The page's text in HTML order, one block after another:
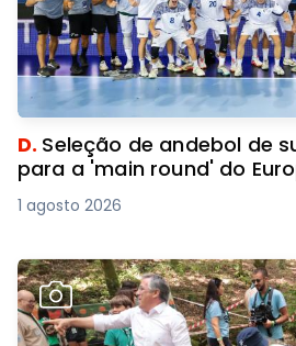
D. Seleção de andebol de
para a 'main round' do
1 agosto 2026